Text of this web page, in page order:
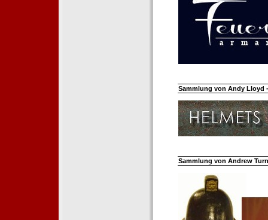
Sammlung von Andy Lloyd
Sammlung von Andrew